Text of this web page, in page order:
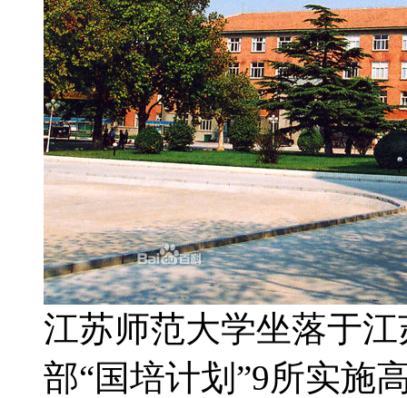
江苏师范大学坐落于
部“国培计划”9所实施